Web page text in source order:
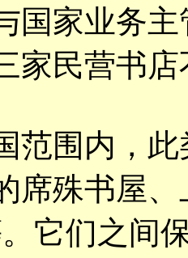
国家业务
家民营书
围内，此
席殊书屋
它们之间